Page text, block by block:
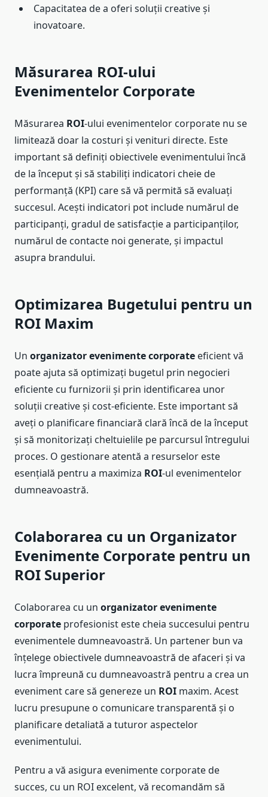
Capacitatea de a oferi soluții creative și
inovatoare.
Măsurarea ROI-ului
Evenimentelor Corporate
Măsurarea ROI-ului evenimentelor corporate nu se
limitează doar la costuri și venituri directe. Este
important să definiți obiectivele evenimentului încă
de la început și să stabiliți indicatori cheie de
performanță (KPI) care să vă permită să evaluați
succesul. Acești indicatori pot include numărul de
participanți, gradul de satisfacție a participanților,
numărul de contacte noi generate, și impactul
asupra brandului.
Optimizarea Bugetului pentru un
ROI Maxim
Un organizator evenimente corporate eficient vă
poate ajuta să optimizați bugetul prin negocieri
eficiente cu furnizorii și prin identificarea unor
soluții creative și cost-eficiente. Este important să
aveți o planificare financiară clară încă de la început
și să monitorizați cheltuielile pe parcursul întregului
proces. O gestionare atentă a resurselor este
esențială pentru a maximiza ROI-ul evenimentelor
dumneavoastră.
Colaborarea cu un Organizator
Evenimente Corporate pentru un
ROI Superior
Colaborarea cu un organizator evenimente
corporate profesionist este cheia succesului pentru
evenimentele dumneavoastră. Un partener bun va
înțelege obiectivele dumneavoastră de afaceri și va
lucra împreună cu dumneavoastră pentru a crea un
eveniment care să genereze un ROI maxim. Acest
lucru presupune o comunicare transparentă și o
planificare detaliată a tuturor aspectelor
evenimentului.
Pentru a vă asigura evenimente corporate de
succes, cu un ROI excelent, vă recomandăm să